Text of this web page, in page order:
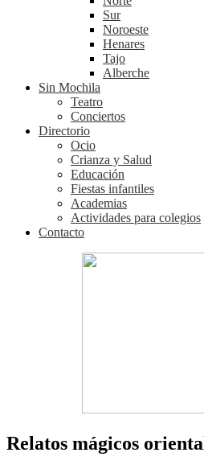
Sur
Noroeste
Henares
Tajo
Alberche
Sin Mochila
Teatro
Conciertos
Directorio
Ocio
Crianza y Salud
Educación
Fiestas infantiles
Academias
Actividades para colegios
Contacto
Relatos mágicos